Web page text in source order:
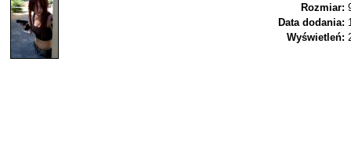
Rozmiar:
Data dodania:
Wyświetleń: